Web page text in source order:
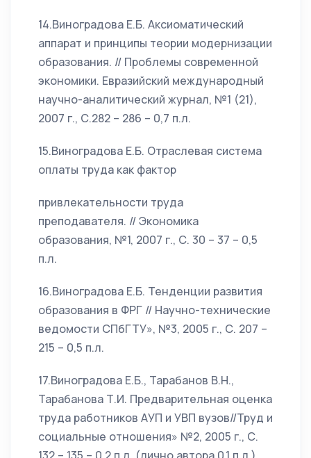
14.Виноградова Е.Б. Аксиоматический
аппарат и принципы теории модернизации
образования. // Проблемы современной
экономики. Евразийский международный
научно-аналитический журнал, №1 (21),
2007 г., С.282 – 286 – 0,7 п.л.
15.Виноградова Е.Б. Отраслевая система
оплаты труда как фактор
привлекательности труда
преподавателя. // Экономика
образования, №1, 2007 г., С. 30 – 37 – 0,5
п.л.
16.Виноградова Е.Б. Тенденции развития
образования в ФРГ // Научно-технические
ведомости СПбГТУ», №3, 2005 г., С. 207 –
215 – 0,5 п.л.
17.Виноградова Е.Б., Тарабанов В.Н.,
Тарабанова Т.И. Предварительная оценка
труда работников АУП и УВП вузов//Труд и
социальные отношения» №2, 2005 г., С.